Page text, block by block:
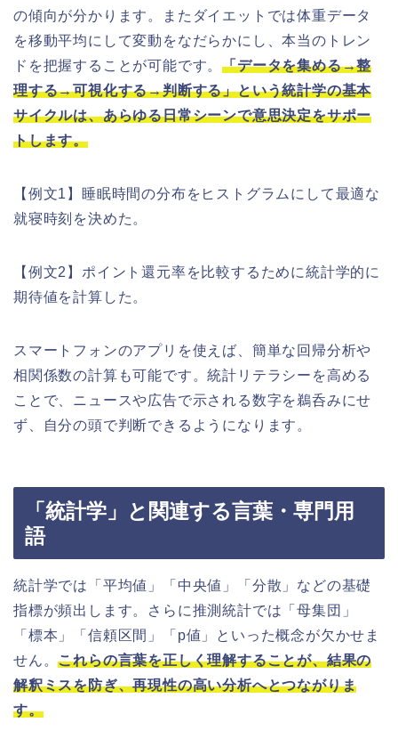
の傾向が分かります。またダイエットでは体重データ
を移動平均にして変動をなだらかにし、本当のトレン
ドを把握することが可能です。「データを集める→整
理する→可視化する→判断する」という統計学の基本
サイクルは、あらゆる日常シーンで意思決定をサポー
トします。
【例文1】睡眠時間の分布をヒストグラムにして最適な
就寝時刻を決めた。
【例文2】ポイント還元率を比較するために統計学的に
期待値を計算した。
スマートフォンのアプリを使えば、簡単な回帰分析や
相関係数の計算も可能です。統計リテラシーを高める
ことで、ニュースや広告で示される数字を鵜呑みにせ
ず、自分の頭で判断できるようになります。
「統計学」と関連する言葉・専門用
語
統計学では「平均値」「中央値」「分散」などの基礎
指標が頻出します。さらに推測統計では「母集団」
「標本」「信頼区間」「p値」といった概念が欠かせま
せん。これらの言葉を正しく理解することが、結果の
解釈ミスを防ぎ、再現性の高い分析へとつながりま
す。